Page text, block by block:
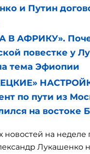
и Путин
В АФРИКУ».
повестке у
тема Эфиопии
по пути из
на востоке
новостей на неделе
Лукашенко